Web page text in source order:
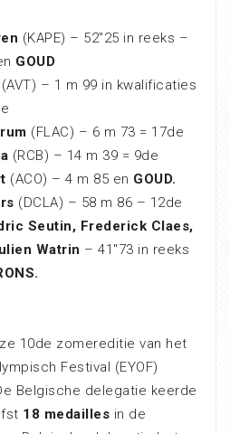
(KAPE) – 52″25 in reeks –
GOUD
(AVT) – 1 m 99 in kwalificaties
(FLAC) – 6 m 73 = 17de
(RCB) – 14 m 39 = 9de
(ACO) – 4 m 85 en GOUD.
(DCLA) – 58 m 86 – 12de
Seutin, Frederick Claes,
Watrin – 41″73 in reeks
10de zomereditie van het
Festival (EYOF)
Belgische delegatie keerde
18 medailles in de